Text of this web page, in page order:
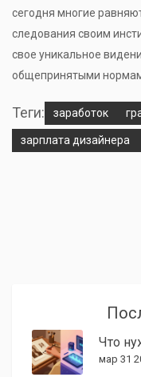
сегодня многие
следования своим
свое уникальное
общепринятыми
Теги: заработок
зарплата дизайнера
мар 31